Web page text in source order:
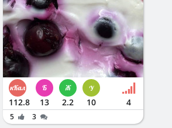
112.8 13 2.2 10 4
5 3